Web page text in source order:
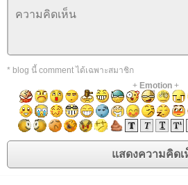
* blog นี้ comment ได้เฉพาะสมาชิก
+ Emotion+